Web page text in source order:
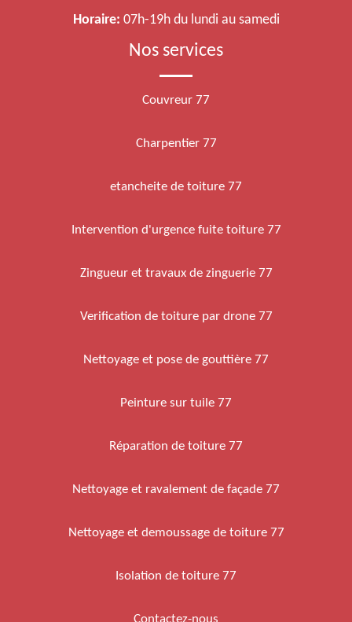
Horaire: 07h-19h du lundi au samedi
Nos services
Couvreur 77
Charpentier 77
etancheite de toiture 77
Intervention d'urgence fuite toiture 77
Zingueur et travaux de zinguerie 77
Verification de toiture par drone 77
Nettoyage et pose de gouttière 77
Peinture sur tuile 77
Réparation de toiture 77
Nettoyage et ravalement de façade 77
Nettoyage et demoussage de toiture 77
Isolation de toiture 77
Contactez-nous